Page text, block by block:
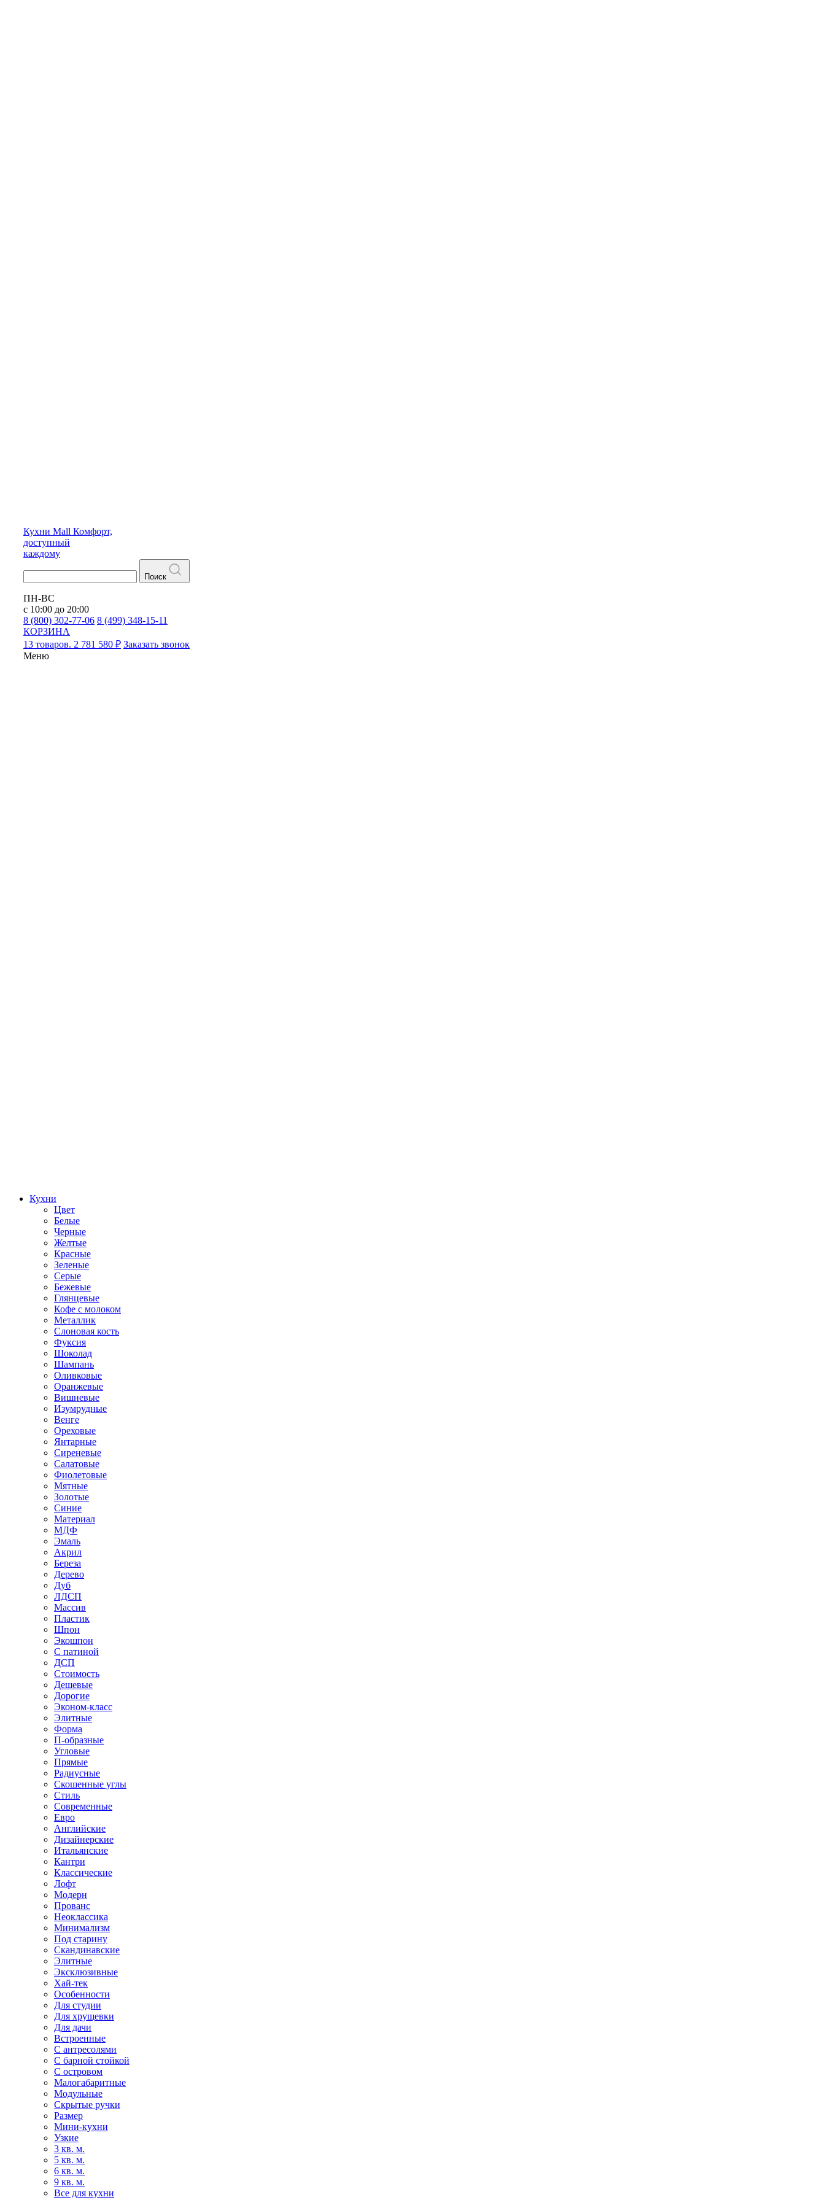
Кухни Mall Комфорт,
доступный
каждому
Поиск
ПН-ВС
с 10:00 до 20:00
8 (800) 302-77-06 8 (499) 348-15-11
КОРЗИНА
13 товаров. 2 781 580 ₽ Заказать звонок
Меню
Кухни
Цвет
Белые
Черные
Желтые
Красные
Зеленые
Серые
Бежевые
Глянцевые
Кофе с молоком
Металлик
Слоновая кость
Фуксия
Шоколад
Шампань
Оливковые
Оранжевые
Вишневые
Изумрудные
Венге
Ореховые
Янтарные
Сиреневые
Салатовые
Фиолетовые
Мятные
Золотые
Синие
Материал
МДФ
Эмаль
Акрил
Береза
Дерево
Дуб
ЛДСП
Массив
Пластик
Шпон
Экошпон
С патиной
ДСП
Стоимость
Дешевые
Дорогие
Эконом-класс
Элитные
Форма
П-образные
Угловые
Прямые
Радиусные
Скошенные углы
Стиль
Современные
Евро
Английские
Дизайнерские
Итальянские
Кантри
Классические
Лофт
Модерн
Прованс
Неоклассика
Минимализм
Под старину
Скандинавские
Элитные
Эксклюзивные
Хай-тек
Особенности
Для студии
Для хрущевки
Для дачи
Встроенные
С антресолями
С барной стойкой
С островом
Малогабаритные
Модульные
Скрытые ручки
Размер
Мини-кухни
Узкие
3 кв. м.
5 кв. м.
6 кв. м.
9 кв. м.
Все для кухни